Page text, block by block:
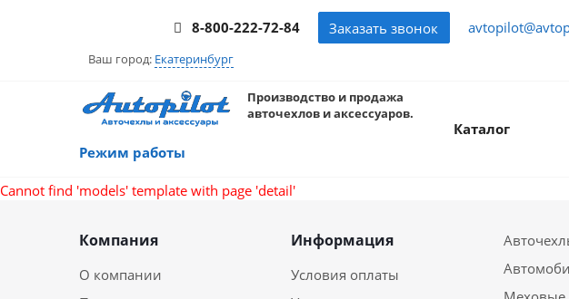
8-800-222-72-84 Заказать звонок
Ваш город: Екатеринбург
Производство и продажа
авточехлов и аксессуаров.
Режим работы
Каталог
Cannot find 'models' template with page 'detail'
Компания
О компании
Информация
Условия оплаты